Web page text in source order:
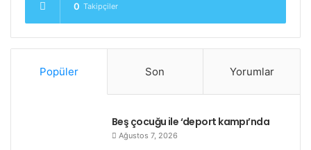
0 Takipçiler
Popüler Son Yorumlar
Beş çocuğu ile ‘deport kampı’nda
Ağustos 7, 2026